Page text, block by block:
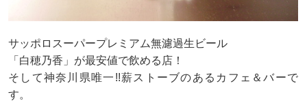
サッポロスーパープレミアム無濾過生ビール
「白穂乃香」が最安値で飲める店！
そして神奈川県唯一!!薪ストーブのあるカフェ＆バーで
す。